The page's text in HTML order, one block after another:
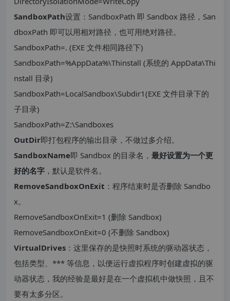
SandboxPath设置：SandboxPath 即 Sandbox 路径，San
dboxPath 即可以用相对路径，也可用绝对路径。
SandboxPath=. (EXE 文件相同路径下)
SandboxPath=%AppData%\Thinstall (系统的 AppData\Thi
nstall 目录)
SandboxPath=LocalSandbox\Subdir1(EXE 文件目录下的
子目录)
SandboxPath=Z:\Sandboxes
OutDir即打包程序的输出目录，不做过多介绍。
SandboxName即 Sandbox 的目录名， 最好设置为一个更
好的名字 ，默认是软件名。
RemoveSandboxOnExit ：程序结束时是否删除 Sandbo
x。
RemoveSandboxOnExit=1 (删除 Sandbox)
RemoveSandboxOnExit=0 (不删除 Sandbox)
VirtualDrives ：这里保存的是快照时系统的驱动器状态，
包括类型、*** 等信息，以便运行虚拟程序时创建虚拟的驱
动器状态，我的经验是最好是在一个虚拟机中做快照，且不
要有太多分区。